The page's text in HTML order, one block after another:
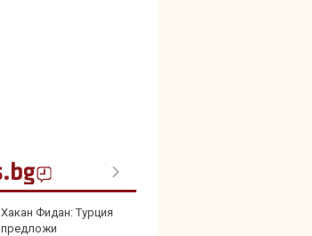
Хакан Фидан: Турция
предложи